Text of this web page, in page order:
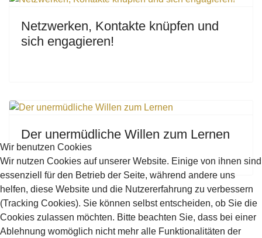
Netzwerken, Kontakte knüpfen und
sich engagieren!
Der unermüdliche Willen zum Lernen
Wir benutzen Cookies
Wir nutzen Cookies auf unserer Website. Einige von ihnen sind
essenziell für den Betrieb der Seite, während andere uns
helfen, diese Website und die Nutzererfahrung zu verbessern
(Tracking Cookies). Sie können selbst entscheiden, ob Sie die
Cookies zulassen möchten. Bitte beachten Sie, dass bei einer
Ablehnung womöglich nicht mehr alle Funktionalitäten der